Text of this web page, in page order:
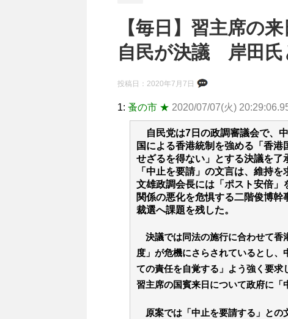
【毎日】習主席の
自民が決議 岸田氏
投稿日： 2020年7月7日
1: 蚤の市 ★ 2020/07/07(火)
自民党は7日の政調審議会で、
国による香港統制を強める「香
せざるを得ない」とする決議を了
「中止を要請」の文言は、維持
文雄政調会長には「ポスト安倍」
関係の悪化を危惧する二階俊博
裁選へ課題を残した。
決議では同法の施行に合わせて香
度」が危機にさらされているとし
ての責任を自覚する」よう強く要
習主席の国賓来日について政府に「
原案では「中止を要請する」との